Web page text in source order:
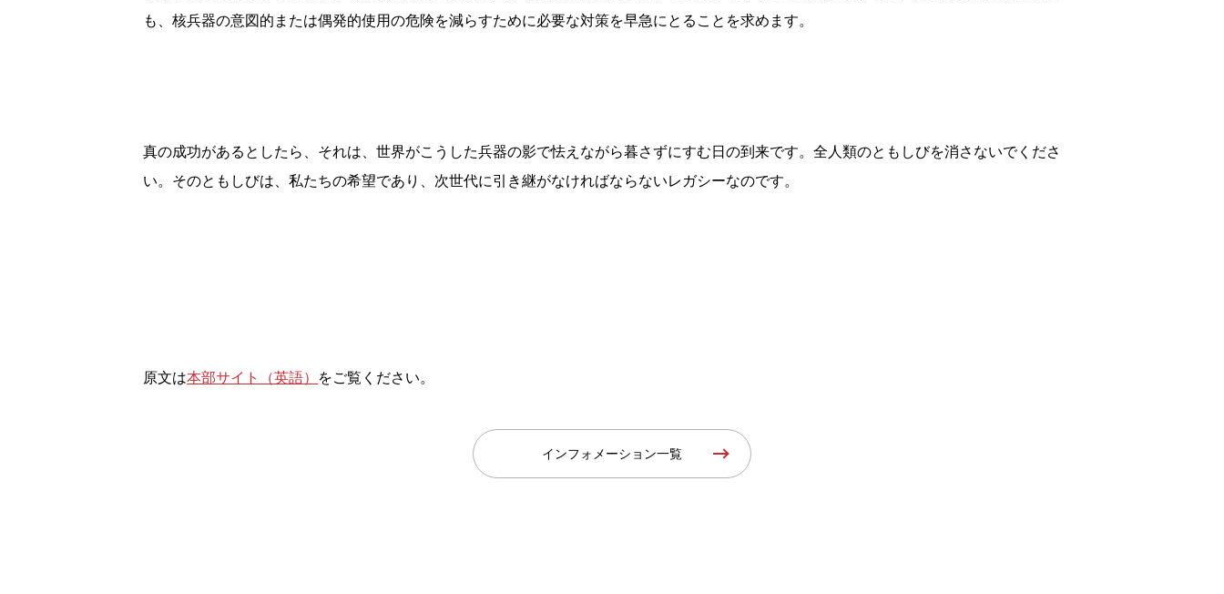
も、核兵器の意図的または偶発的使用の危険を減らすために必要な対策を早急にとることを求めます。
真の成功があるとしたら、それは、世界がこうした兵器の影で怯えながら暮さずにすむ日の到来です。全人類のともしびを消さないでくださ
い。そのともしびは、私たちの希望であり、次世代に引き継がなければならないレガシーなのです。
原文は本部サイト（英語） をご覧ください。
インフォメーション一覧